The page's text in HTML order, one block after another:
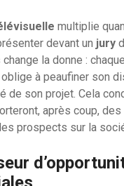
multiplie
devant un jury
la donne :
oblige à peaufiner son
de son projet. Cela
après coup,
prospects sur la